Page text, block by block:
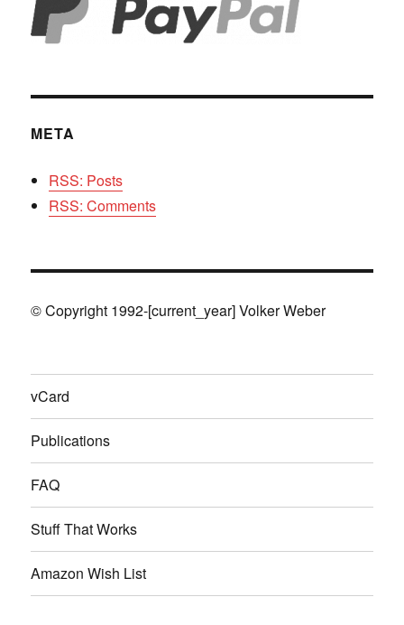
META
RSS: Posts
RSS: Comments
© Copyright 1992-[current_year] Volker Weber
vCard
Publications
FAQ
Stuff That Works
Amazon Wish List